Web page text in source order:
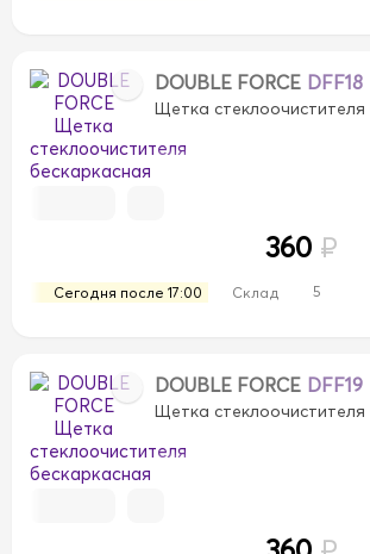
DOUBLE FORCE DFF18
Щетка стеклоочистителя
Сегодня после 17:00 Склад 5
360 ₽
DOUBLE FORCE DFF19
Щетка стеклоочистителя